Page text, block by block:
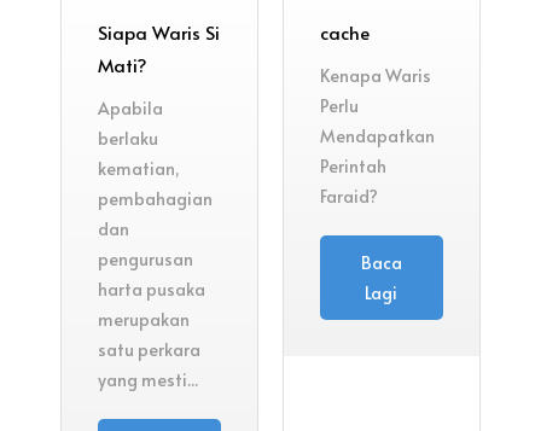
Siapa Waris Si
Mati?
Apabila
berlaku
kematian,
pembahagian
dan
pengurusan
harta pusaka
merupakan
satu perkara
yang mesti...
cache
Kenapa Waris
Perlu
Mendapatkan
Perintah
Faraid?
Baca
Lagi